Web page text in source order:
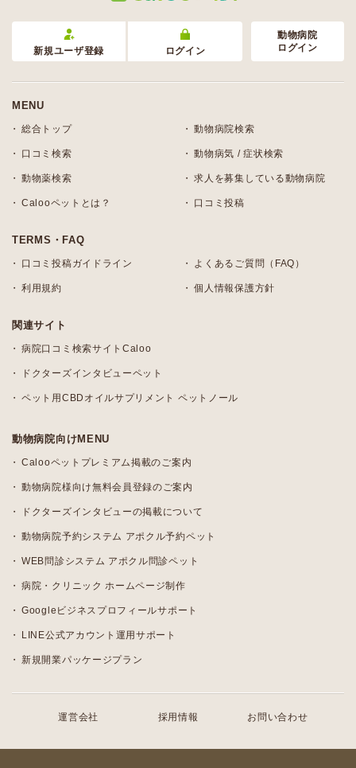
新規ユーザ登録 ログイン
動物病院
ログイン
MENU
総合トップ 動物病院検索
口コミ検索 動物病気 / 症状検索
動物薬検索 求人を募集している動物病院
Calooペットとは？ 口コミ投稿
TERMS・FAQ
口コミ投稿ガイドライン よくあるご質問（FAQ）
利用規約 個人情報保護方針
関連サイト
病院口コミ検索サイトCaloo
ドクターズインタビューペット
ペット用CBDオイルサプリメント ペットノール
動物病院向けMENU
Calooペットプレミアム掲載のご案内
動物病院様向け無料会員登録のご案内
ドクターズインタビューの掲載について
動物病院予約システム アポクル予約ペット
WEB問診システム アポクル問診ペット
病院・クリニック ホームページ制作
Googleビジネスプロフィールサポート
LINE公式アカウント運用サポート
新規開業パッケージプラン
運営会社 採用情報 お問い合わせ